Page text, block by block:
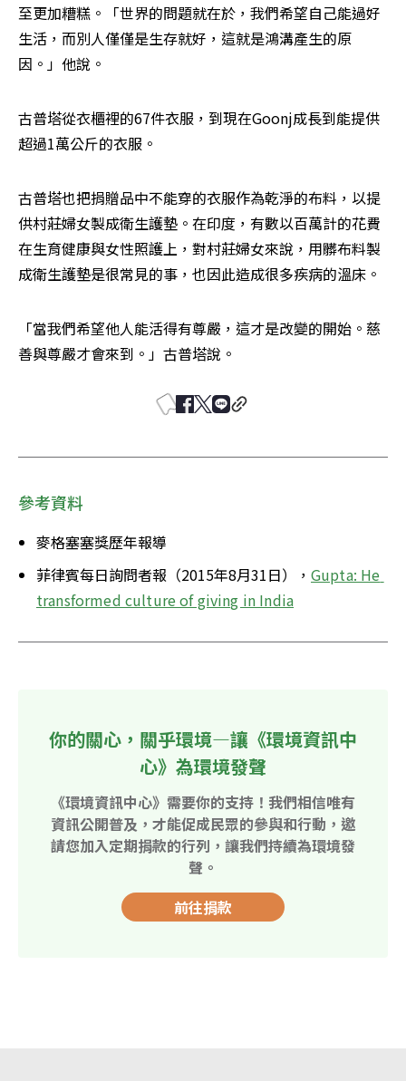
至更加糟糕。「世界的問題就在於，我們希望自己能過好
生活，而別人僅僅是生存就好，這就是鴻溝產生的原
因。」他說。
古普塔從衣櫃裡的67件衣服，到現在Goonj成長到能提供
超過1萬公斤的衣服。
古普塔也把捐贈品中不能穿的衣服作為乾淨的布料，以提
供村莊婦女製成衛生護墊。在印度，有數以百萬計的花費
在生育健康與女性照護上，對村莊婦女來說，用髒布料製
成衛生護墊是很常見的事，也因此造成很多疾病的溫床。
「當我們希望他人能活得有尊嚴，這才是改變的開始。慈
善與尊嚴才會來到。」古普塔說。
參考資料
麥格塞塞獎歷年報導
菲律賓每日詢問者報（2015年8月31日）， Gupta: He
transformed culture of giving in India
你的關心，關乎環境—讓《環境資訊中
心》為環境發聲
《環境資訊中心》需要你的支持！我們相信唯有
資訊公開普及，才能促成民眾的參與和行動，邀
請您加入定期捐款的行列，讓我們持續為環境發
聲。
前往捐款